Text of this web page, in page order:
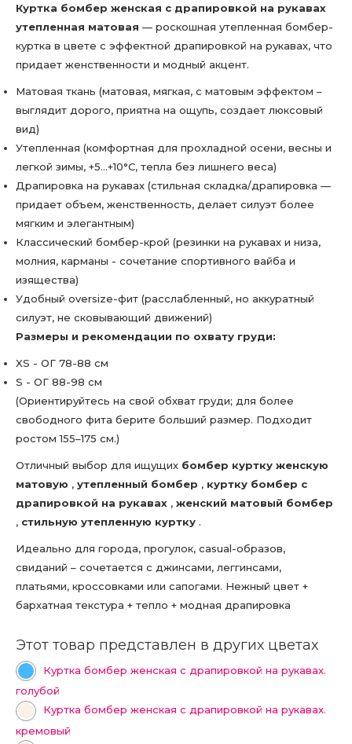
Куртка бомбер женская с драпировкой на рукавах
утепленная матовая — роскошная утепленная бомбер-
куртка в цвете с эффектной драпировкой на рукавах, что
придает женственности и модный акцент.
Матовая ткань (матовая, мягкая, с матовым эффектом –
выглядит дорого, приятна на ощупь, создает люксовый
вид)
Утепленная (комфортная для прохладной осени, весны и
легкой зимы, +5…+10°C, тепла без лишнего веса)
Драпировка на рукавах (стильная складка/драпировка —
придает объем, женственность, делает силуэт более
мягким и элегантным)
Классический бомбер-крой (резинки на рукавах и низа,
молния, карманы - сочетание спортивного вайба и
изящества)
Удобный oversize-фит (расслабленный, но аккуратный
силуэт, не сковывающий движений)
Размеры и рекомендации по охвату груди:
XS - ОГ 78-88 см
S - ОГ 88-98 см
(Ориентируйтесь на свой обхват груди; для более
свободного фита берите больший размер. Подходит
ростом 155–175 см.)
Отличный выбор для ищущих бомбер куртку женскую
матовую , утепленный бомбер , куртку бомбер с
драпировкой на рукавах , женский матовый бомбер
, стильную утепленную куртку .
Идеально для города, прогулок, casual-образов,
свиданий – сочетается с джинсами, леггинсами,
платьями, кроссовками или сапогами. Нежный цвет +
бархатная текстура + тепло + модная драпировка
Этот товар представлен в других цветах
Куртка бомбер женская с драпировкой на рукавах.
голубой
Куртка бомбер женская с драпировкой на рукавах.
кремовый